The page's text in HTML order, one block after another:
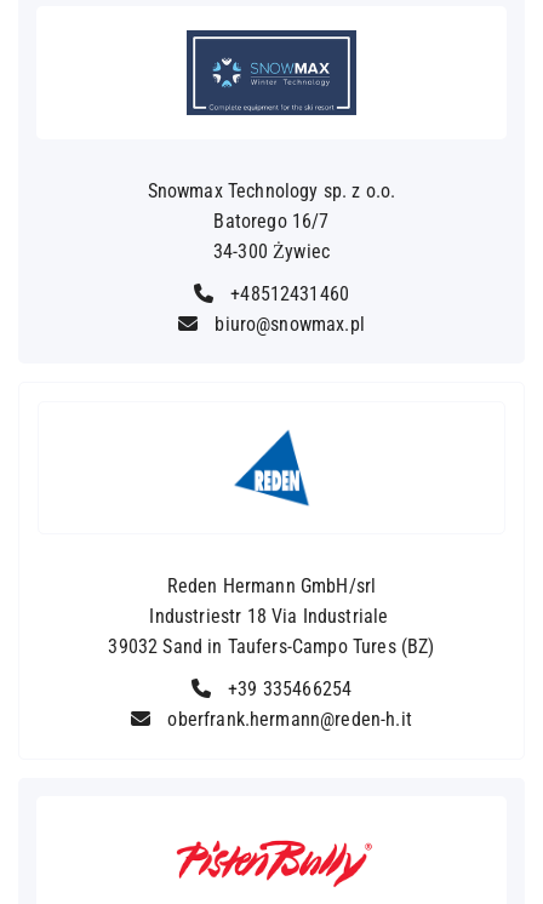
Snowmax Technology sp. z o.o.
Batorego 16/7
34-300 Żywiec
+48512431460
biuro@snowmax.pl
Reden Hermann GmbH/srl
Industriestr 18 Via Industriale
39032 Sand in Taufers-Campo Tures (BZ)
+39 335466254
oberfrank.hermann@reden-h.it